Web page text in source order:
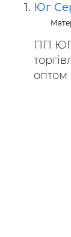
Юг
ПП
оптом